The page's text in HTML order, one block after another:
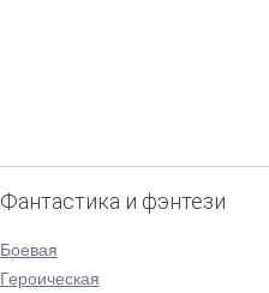
Фантастика и фэнтези
Боевая
Героическая